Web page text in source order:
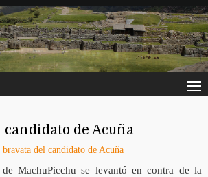
candidato de Acuña
MachuPicchu se levantó en contra de la